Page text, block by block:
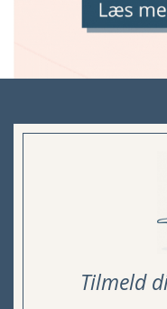
Tilmeld